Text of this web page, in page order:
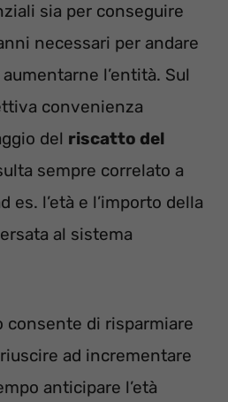
sia per conseguire
necessari per andare
l’entità. Sul
convenienza
del riscatto del
sempre correlato a
es. l’età e l’importo della
al sistema
consente di risparmiare
ad incrementare
anticipare l’età